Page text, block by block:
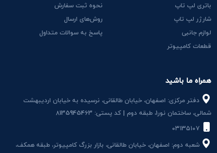
همراه ما باشید
دفتر مرکزی: اصفهان، خیابان طالقانی، نرسیده به خیابان اردیبهشت
شمالی، ساختمان نور1، طبقه دوم | کد پستی: 8135945463
شعبه دوم: اصفهان، خیابان طالقانی، بازار بزرگ کامپیوتر، طبقه همکف،
باتری لپ تاپ
شارژر لپ تاپ
لوازم جانبی
قطعات کامپیوتر
نحوه ثبت سفارش
روش‌های ارسال
پاسخ به سوالات متداول